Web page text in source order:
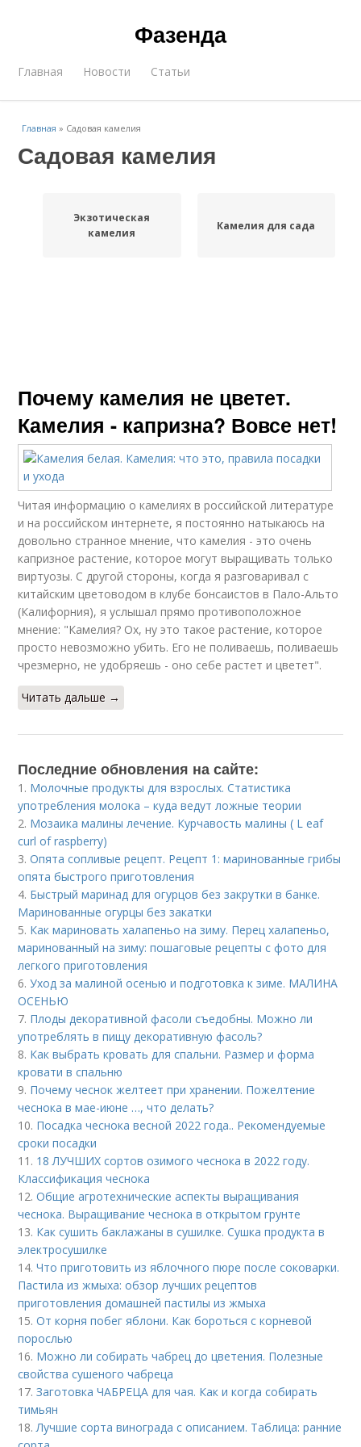
Фазенда
Главная Новости Статьи
Главная » Садовая камелия
Садовая камелия
Экзотическая
камелия
Камелия для сада
Почему камелия не цветет.
Камелия - капризна? Вовсе нет!
Читая информацию о камелиях в российской литературе
и на российском интернете, я постоянно натыкаюсь на
довольно странное мнение, что камелия - это очень
капризное растение, которое могут выращивать только
виртуозы. С другой стороны, когда я разговаривал с
китайским цветоводом в клубе бонсаистов в Пало-Альто
(Калифорния), я услышал прямо противоположное
мнение: "Камелия? Ох, ну это такое растение, которое
просто невозможно убить. Его не поливаешь, поливаешь
чрезмерно, не удобряешь - оно себе растет и цветет".
Читать дальше →
Последние обновления на сайте:
1. Молочные продукты для взрослых. Статистика
употребления молока – куда ведут ложные теории
2. Мозаика малины лечение. Курчавость малины ( L eaf
curl of raspberry)
3.Опята сопливые рецепт. Рецепт 1: маринованные грибы
опята быстрого приготовления
4. Быстрый маринад для огурцов без закрутки в банке.
Маринованные огурцы без закатки
5. Как мариновать халапеньо на зиму. Перец халапеньо,
маринованный на зиму: пошаговые рецепты с фото для
легкого приготовления
6.Уход за малиной осенью и подготовка к зиме. МАЛИНА
ОСЕНЬЮ
7. Плоды декоративной фасоли съедобны. Можно ли
употреблять в пищу декоративную фасоль?
8. Как выбрать кровать для спальни. Размер и форма
кровати в спальню
9. Почему чеснок желтеет при хранении. Пожелтение
чеснока в мае-июне …, что делать?
10. Посадка чеснока весной 2022 года.. Рекомендуемые
сроки посадки
11. 18 ЛУЧШИХ сортов озимого чеснока в 2022 году.
Классификация чеснока
12.Общие агротехнические аспекты выращивания
чеснока. Выращивание чеснока в открытом грунте
13. Как сушить баклажаны в сушилке. Сушка продукта в
электросушилке
14.Что приготовить из яблочного пюре после соковарки.
Пастила из жмыха: обзор лучших рецептов
приготовления домашней пастилы из жмыха
15.От корня побег яблони. Как бороться с корневой
порослью
16. Можно ли собирать чабрец до цветения. Полезные
свойства сушеного чабреца
17.Заготовка ЧАБРЕЦА для чая. Как и когда собирать
тимьян
18.Лучшие сорта винограда с описанием. Таблица: ранние